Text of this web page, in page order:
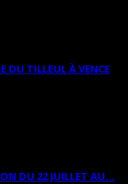
DU TILLEUL À VENCE
DU 22 JUILLET AU...